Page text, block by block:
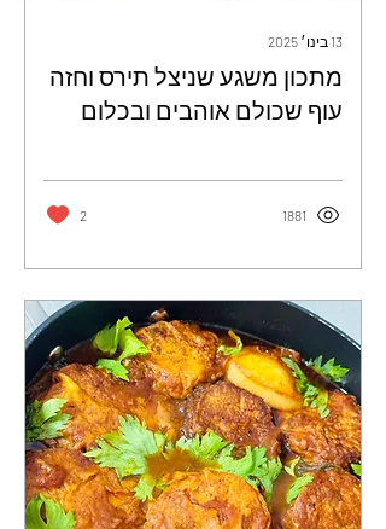
13 בינו׳ 2025
מתכון משגע שניצל תירס וחזה
עוף שכולם אוהבים ובכלום
1881
2